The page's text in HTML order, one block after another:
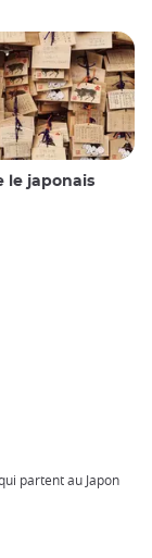
le japonais
partent au Japon